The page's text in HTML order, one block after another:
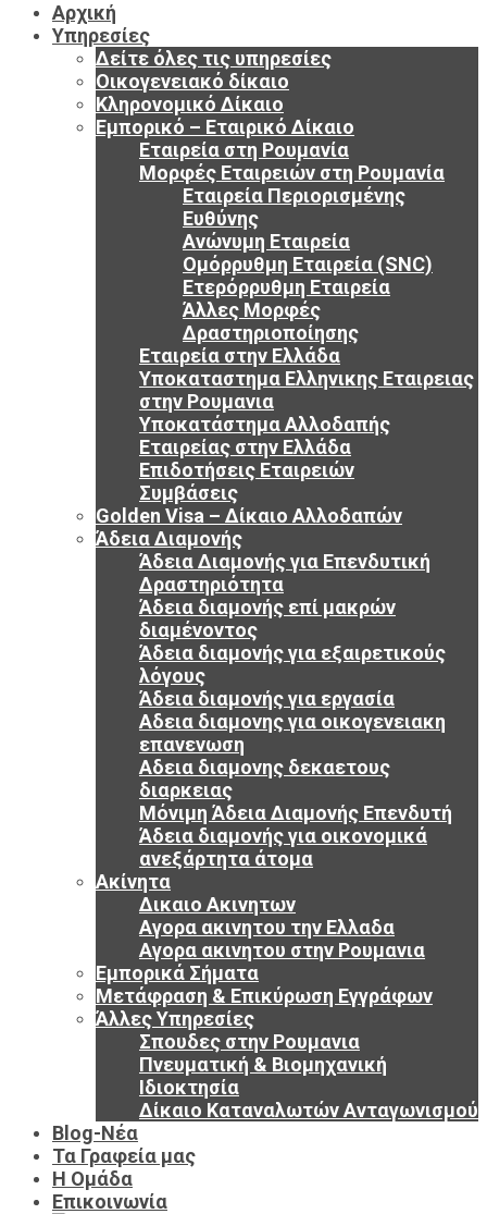
Αρχική
Υπηρεσίες
Δείτε όλες τις υπηρεσίες
Οικογενειακό δίκαιο
Κληρονομικό Δίκαιο
Εμπορικό – Εταιρικό Δίκαιο
Εταιρεία στη Ρουμανία
Μορφές Εταιρειών στη Ρουμανία
Εταιρεία Περιορισμένης
Ευθύνης
Ανώνυμη Εταιρεία
Ομόρρυθμη Εταιρεία (SNC)
Ετερόρρυθμη Εταιρεία
Άλλες Μορφές
Δραστηριοποίησης
Εταιρεία στην Ελλάδα
Υποκαταστημα Ελληνικης Εταιρειας
στην Ρουμανια
Υποκατάστημα Αλλοδαπής
Εταιρείας στην Ελλάδα
Επιδοτήσεις Εταιρειών
Συμβάσεις
Golden Visa – Δίκαιο Αλλοδαπών
Άδεια Διαμονής
Άδεια Διαμονής για Επενδυτική
Δραστηριότητα
Άδεια διαμονής επί μακρών
διαμένοντος
Άδεια διαμονής για εξαιρετικούς
λόγους
Άδεια διαμονής για εργασία
Αδεια διαμονης για οικογενειακη
επανενωση
Αδεια διαμονης δεκαετους
διαρκειας
Μόνιμη Άδεια Διαμονής Επενδυτή
Άδεια διαμονής για οικονομικά
ανεξάρτητα άτομα
Ακίνητα
Δικαιο Ακινητων
Αγορα ακινητου την Ελλαδα
Αγορα ακινητου στην Ρουμανια
Εμπορικά Σήματα
Μετάφραση & Επικύρωση Εγγράφων
Άλλες Υπηρεσίες
Σπουδες στην Ρουμανια
Πνευματική & Βιομηχανική
Ιδιοκτησία
Δίκαιο Καταναλωτών Ανταγωνισμού
Blog-Νέα
Τα Γραφεία μας
Η Ομάδα
Επικοινωνία